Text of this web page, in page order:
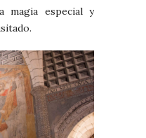
magia especial y